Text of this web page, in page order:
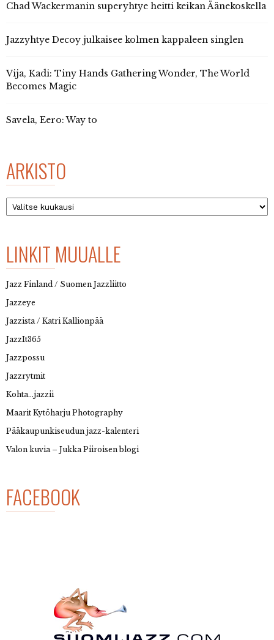
Chad Wackermanin superyhtye heitti keikan Äänekoskella
Jazzyhtye Decoy julkaisee kolmen kappaleen singlen
Vija, Kadi: Tiny Hands Gathering Wonder, The World
Becomes Magic
Savela, Eero: Way to
ARKISTO
Arkisto
LINKIT MUUALLE
Jazz Finland / Suomen Jazzliitto
Jazzeye
Jazzista / Katri Kallionpää
JazzIt365
Jazzpossu
Jazzrytmit
Kohta…jazzii
Maarit Kytöharju Photography
Pääkaupunkiseudun jazz-kalenteri
Valon kuvia – Jukka Piiroisen blogi
FACEBOOK